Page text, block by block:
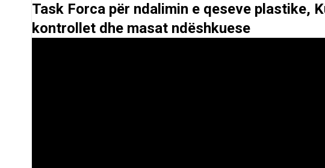
Task Forca për ndalimin e qeseve plastike,
kontrollet dhe masat ndëshkuese